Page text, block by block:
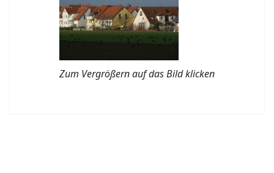
Zum Vergrößern auf das Bild klicken